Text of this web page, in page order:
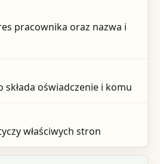
pracownika oraz nazwa i
składa oświadczenie i komu
właściwych stron